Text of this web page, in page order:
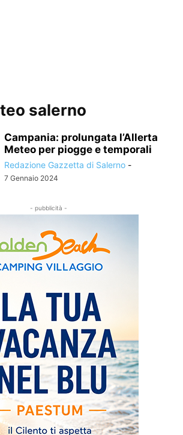
salerno
Campania: prolungata l’Allerta
Meteo per piogge e temporali
Redazione Gazzetta di Salerno -
7 Gennaio 2024
- pubblicità -